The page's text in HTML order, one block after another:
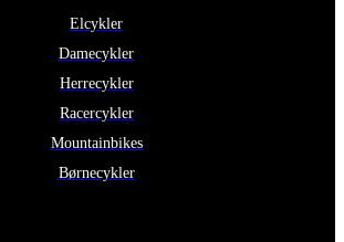
Elcykler
Damecykler
Herrecykler
Racercykler
Mountainbikes
Børnecykler